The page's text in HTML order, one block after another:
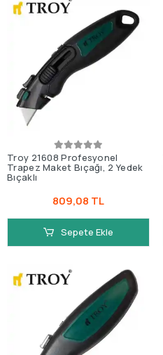
Troy 21608 Profesyonel
Trapez Maket Bıçağı, 2 Yedek
Bıçaklı
809,08 TL
Sepete Ekle